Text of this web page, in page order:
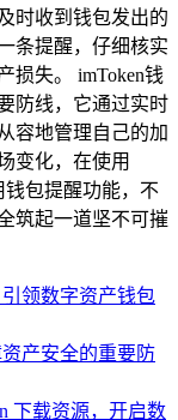
时收到钱包发出的
条提醒，仔细核实
损失。 imToken钱
防线，它通过实时
容地管理自己的加
变化，在使用
钱包提醒功能，不
筑起一道坚不可摧
引领数字资产钱包
产安全的重要防
下载资源，开启数